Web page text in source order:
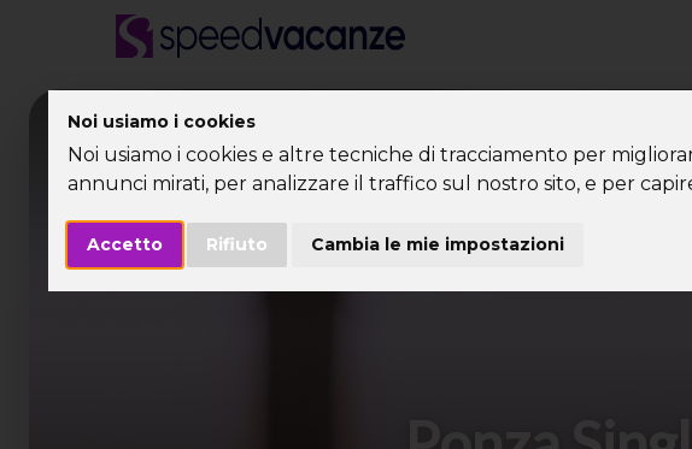
Noi usiamo i cookies
Noi usiamo i cookies e altre tecniche di tracciamento per
annunci mirati, per analizzare il traffico sul nostro sito, e per
Accetto Rifiuto Cambia le mie impostazioni